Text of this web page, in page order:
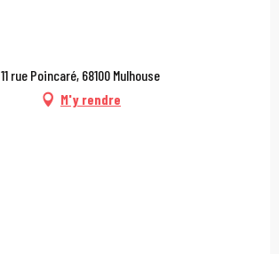
11 rue Poincaré, 68100 Mulhouse
M'y rendre